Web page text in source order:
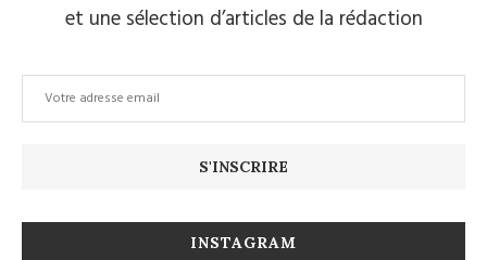
et une sélection d’articles de la rédaction
INSTAGRAM